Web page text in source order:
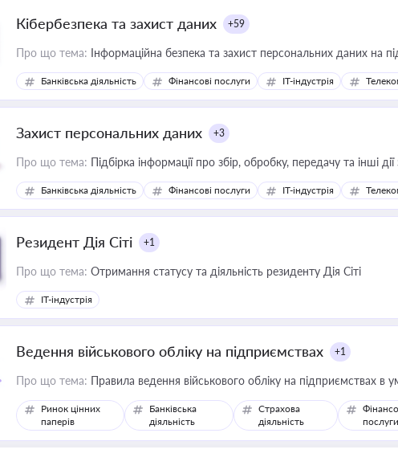
Кібербезпека та захист даних +59
Про що тема: Інформаційна безпека та захист персональних даних на
Банківська діяльність Фінансові послуги IT-індустрія
Захист персональних даних +3
Про що тема: Підбірка інформації про збір, обробку, передачу та інші
Банківська діяльність Фінансові послуги IT-індустрія
Резидент Дія Сіті +1
Про що тема: Отримання статусу та діяльність резиденту Дія Сіті
IT-індустрія
Ведення військового обліку на підприємствах +1
Про що тема: Правила ведення військового обліку на підприємствах в
Ринок цінних
паперів
Банківська
діяльність
Страхова
діяльність
послуги